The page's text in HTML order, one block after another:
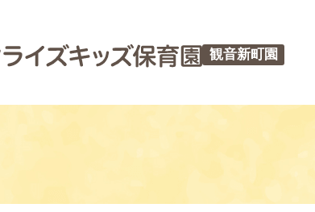
観音新町園